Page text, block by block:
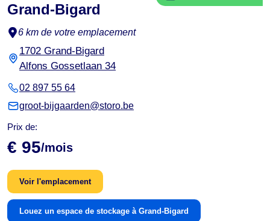
Grand-Bigard
6 km de votre emplacement
1702 Grand-Bigard
Alfons Gossetlaan 34
02 897 55 64
groot-bijgaarden@storo.be
Prix de:
€ 95/mois
Voir l'emplacement
Louez un espace de stockage à Grand-Bigard